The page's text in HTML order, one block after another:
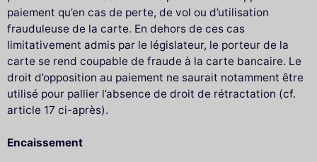
paiement qu’en cas de perte, de vol ou d’utilisation
frauduleuse de la carte. En dehors de ces cas
limitativement admis par le législateur, le porteur de la
carte se rend coupable de fraude à la carte bancaire. Le
droit d’opposition au paiement ne saurait notamment être
utilisé pour pallier l’absence de droit de rétractation (cf.
article 17 ci-après).
Encaissement